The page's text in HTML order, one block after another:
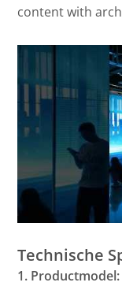
content with
Technische
1. Productmodel: